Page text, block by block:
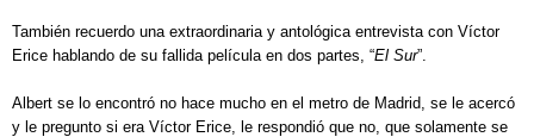
También recuerdo una extraordinaria y antológica entrevista con Víctor
Erice hablando de su fallida película en dos partes, “El Sur”.
Albert se lo encontró no hace mucho en el metro de Madrid, se le acercó
y le pregunto si era Víctor Erice, le respondió que no, que solamente se